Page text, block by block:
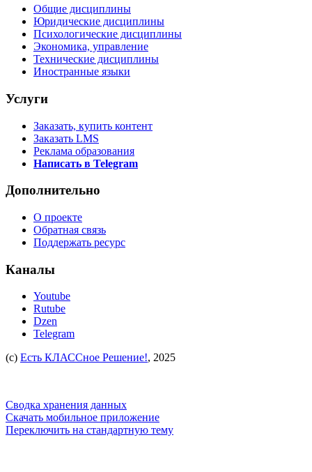
Общие дисциплины
Юридические дисциплины
Психологические дисциплины
Экономика, управление
Технические дисциплины
Иностранные языки
Услуги
Заказать, купить контент
Заказать LMS
Реклама образования
Написать в Telegram
Дополнительно
О проекте
Обратная связь
Поддержать ресурс
Каналы
Youtube
Rutube
Dzen
Telegram
(c) Есть КЛАССное Решение!, 2025
Сводка хранения данных
Скачать мобильное приложение
Переключить на стандартную тему